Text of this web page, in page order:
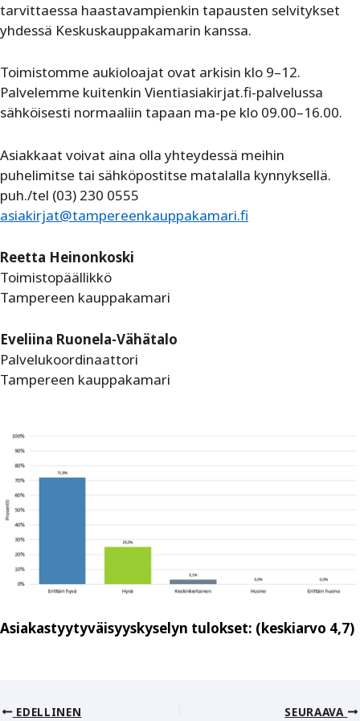
tarvittaessa haastavampienkin tapausten selvitykset
yhdessä Keskuskauppakamarin kanssa.
Toimistomme aukioloajat ovat arkisin klo 9–12.
Palvelemme kuitenkin Vientiasiakirjat.fi-palvelussa
sähköisesti normaaliin tapaan ma-pe klo 09.00–16.00.
Asiakkaat voivat aina olla yhteydessä meihin
puhelimitse tai sähköpostitse matalalla kynnyksellä.
puh./tel (03) 230 0555
asiakirjat@tampereenkauppakamari.fi
Reetta Heinonkoski
Toimistopäällikkö
Tampereen kauppakamari
Eveliina Ruonela-Vähätalo
Palvelukoordinaattori
Tampereen kauppakamari
Asiakastyytyväisyyskyselyn tulokset: (keskiarvo 4,7)
EDELLINEN SEURAAVA